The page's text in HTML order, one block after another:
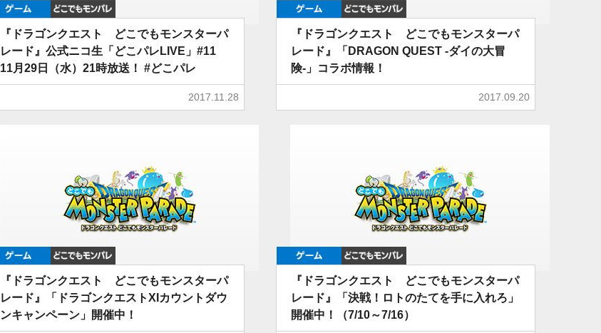
ゲーム
『ドラゴンクエスト どこでもモンスターパ
レード』公式ニコ生「どこパレLIVE」#11
11月29日（水）21時放送！ #どこパレ
2017.11.28
ゲーム
『ドラゴンクエスト どこでもモンスターパ
レード』「DRAGON QUEST -ダイの大冒
険-」コラボ情報！
2017.09.20
ゲーム
『ドラゴンクエスト どこでもモンスターパ
レード』「ドラゴンクエストXIカウントダウ
ンキャンペーン」開催中！
ゲーム
『ドラゴンクエスト どこでもモンスターパ
レード』「決戦！ロトのたてを手に入れろ」
開催中！（7/10～7/16）